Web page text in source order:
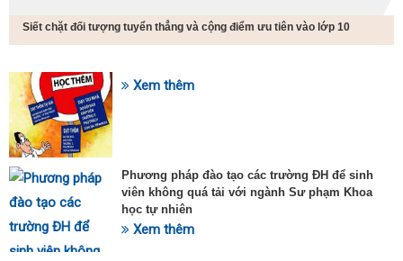
Siết chặt đối tượng tuyển thẳng và cộng điểm ưu tiên vào lớp 10
SỰ KIỆN HOT Xem thêm
Phương pháp đào tạo các trường ĐH để sinh
viên không quá tải với ngành Sư phạm Khoa
học tự nhiên
Xem thêm